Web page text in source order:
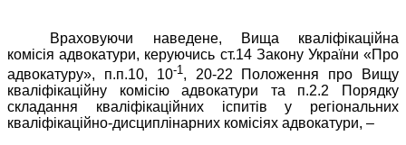
Враховуючи наведене, Вища кваліфікаційна
комісія адвокатури, керуючись ст.14 Закону України «Про
адвокатуру», п.п.10, 10-1, 20-22 Положення про Вищу
кваліфікаційну комісію адвокатури та п.2.2 Порядку
складання кваліфікаційних іспитів у регіональних
кваліфікаційно-дисциплінарних комісіях адвокатури, –